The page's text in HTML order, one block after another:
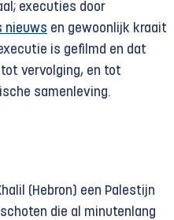
executies door
nieuws en gewoonlijk kraait
is gefilmd en dat
tot vervolging, en tot
samenleving.
(Hebron) een Palestijn
die al minutenlang